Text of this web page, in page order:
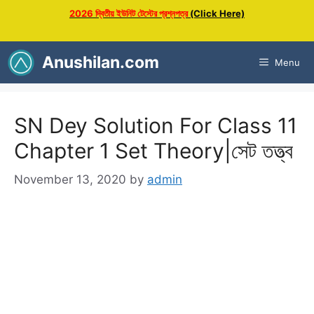
content
2026 দ্বিতীয় ইউনিট টেস্টের প্রশ্নপত্র(Click Here)
Anushilan.com Menu
SN Dey Solution For Class 11
Chapter 1 Set Theory|সেট তত্ত্ব
November 13, 2020 by admin